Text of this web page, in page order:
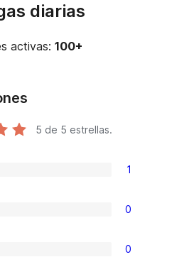
diarias
activas: 100+
5 de 5 estrellas.
1
0
0